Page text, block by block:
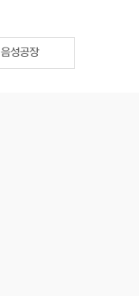
음성공장